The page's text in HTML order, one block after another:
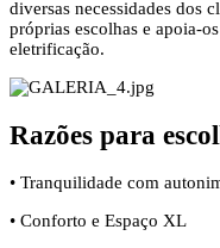
diversas necessidades dos
próprias escolhas e apoia-
eletrificação.
Razões para
• Tranquilidade com
• Conforto e Espaço XL